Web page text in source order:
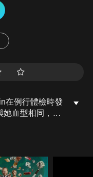
在例行體檢時發
她血型相同，似
漸變得複雜。